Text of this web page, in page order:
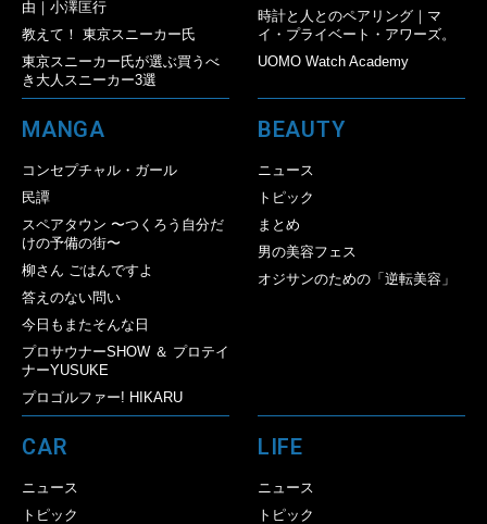
由｜小澤匡行
教えて！ 東京スニーカー氏
東京スニーカー氏が選ぶ買うべ
き大人スニーカー3選
時計と人とのペアリング｜マ
イ・プライベート・アワーズ。
UOMO Watch Academy
MANGA
コンセプチャル・ガール
民譚
スペアタウン 〜つくろう自分だ
けの予備の街〜
柳さん ごはんですよ
答えのない問い
今日もまたそんな日
プロサウナーSHOW ＆ プロテイ
ナーYUSUKE
プロゴルファー! HIKARU
BEAUTY
ニュース
トピック
まとめ
男の美容フェス
オジサンのための「逆転美容」
CAR
ニュース
トピック
LIFE
ニュース
トピック